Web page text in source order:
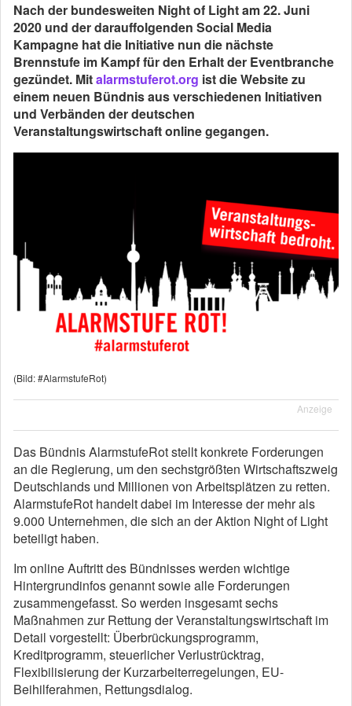
Nach der bundesweiten Night of Light am 22. Juni
2020 und der darauffolgenden Social Media
Kampagne hat die Initiative nun die nächste
Brennstufe im Kampf für den Erhalt der Eventbranche
gezündet. Mitalarmstuferot.org ist die Website zu
einem neuen Bündnis aus verschiedenen Initiativen
und Verbänden der deutschen
Veranstaltungswirtschaft online gegangen.
(Bild: #AlarmstufeRot)
Anzeige
Das Bündnis AlarmstufeRot stellt konkrete Forderungen
an die Regierung, um den sechstgrößten Wirtschaftszweig
Deutschlands und Millionen von Arbeitsplätzen zu retten.
AlarmstufeRot handelt dabei im Interesse der mehr als
9.000 Unternehmen, die sich an der Aktion Night of Light
beteiligt haben.
Im online Auftritt des Bündnisses werden wichtige
Hintergrundinfos genannt sowie alle Forderungen
zusammengefasst. So werden insgesamt sechs
Maßnahmen zur Rettung der Veranstaltungswirtschaft im
Detail vorgestellt: Überbrückungsprogramm,
Kreditprogramm, steuerlicher Verlustrücktrag,
Flexibilisierung der Kurzarbeiterregelungen, EU-
Beihilferahmen, Rettungsdialog.